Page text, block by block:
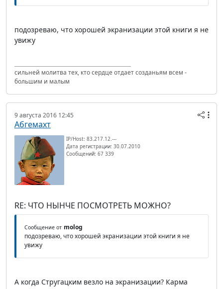
подозреваю, что хорошей экранизации этой книги я не
увижу
сильней молитва тех, кто сердце отдает созданьям всем -
большим и малым
9 августа 2016 12:45
Абгемахт
IP/Host: 83.217.12.---
Дата регистрации: 30.07.2010
Сообщений: 67 339
RE: ЧТО НЫНЧЕ ПОСМОТРЕТЬ МОЖНО?
Сообщение от molog
подозреваю, что хорошей экранизации этой книги я не
увижу
А когда Стругацким везло на экранизации? Карма